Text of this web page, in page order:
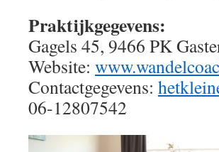
Praktijkgegevens:
Gagels 45, 9466 PK
Website:
Contactgegevens:
06-12807542